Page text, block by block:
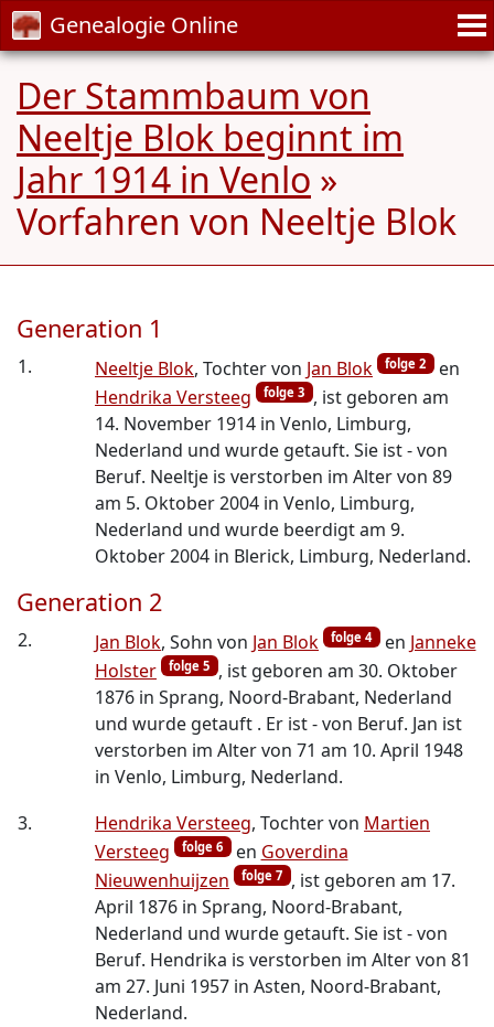
Genealogie Online
Der Stammbaum von
Neeltje Blok beginnt im
Jahr 1914 in Venlo »
Vorfahren von Neeltje Blok
Generation 1
1. Neeltje Blok, Tochter von Jan Blok folge 2 en
Hendrika Versteeg
folge 3 , ist geboren am
14. November 1914 in Venlo, Limburg,
Nederland und wurde getauft. Sie ist - von
Beruf. Neeltje is verstorben im Alter von 89
am 5. Oktober 2004 in Venlo, Limburg,
Nederland und wurde beerdigt am 9.
Oktober 2004 in Blerick, Limburg, Nederland.
Generation 2
2. Jan Blok, Sohn von Jan Blok folge 4 en Janneke
Holster
folge 5 , ist geboren am 30. Oktober
1876 in Sprang, Noord-Brabant, Nederland
und wurde getauft . Er ist - von Beruf. Jan ist
verstorben im Alter von 71 am 10. April 1948
in Venlo, Limburg, Nederland.
3.
Hendrika Versteeg, Tochter von Martien
Versteeg
folge 6 en Goverdina
Nieuwenhuijzen
folge 7 , ist geboren am 17.
April 1876 in Sprang, Noord-Brabant,
Nederland und wurde getauft. Sie ist - von
Beruf. Hendrika is verstorben im Alter von 81
am 27. Juni 1957 in Asten, Noord-Brabant,
Nederland.